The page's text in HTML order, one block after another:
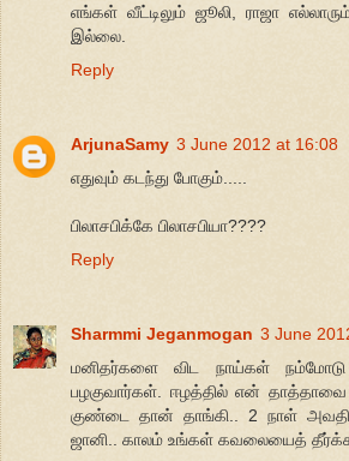
எங்கள் வீட்டிலும் ஜூலி, ராஜா
இல்லை.
Reply
ArjunaSamy 3 June 2012 at 16:08
எதுவும் கடந்து போகும்.....
பிலாசபிக்கே பிலாசபியா????
Reply
Sharmmi Jeganmogan 3 June
மனிதர்களை விட நாய்கள்
பழகுவார்கள். ஈழத்தில் என் தாத்தாவை
குண்டை தான் தாங்கி.. 2 நாள்
ஜானி.. காலம் உங்கள் கவலையைத்